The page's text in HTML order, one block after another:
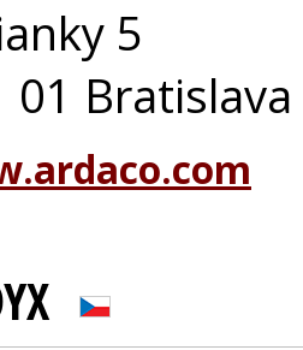
5
01 Bratislava